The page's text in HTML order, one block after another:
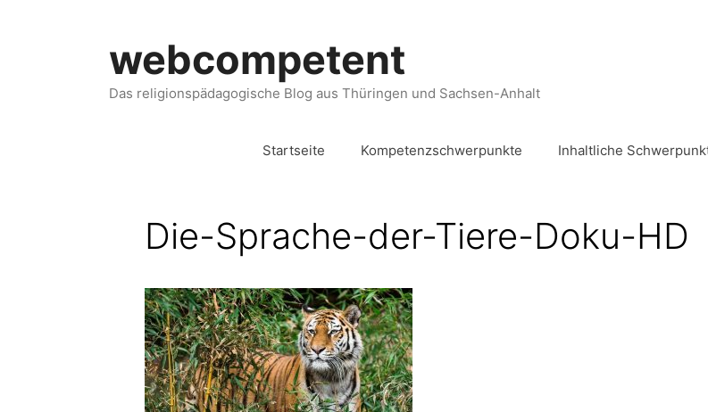
webcompetent
Das religionspädagogische Blog aus Thüringen und Sachsen-Anhalt
Startseite Kompetenzschwerpunkte Inhaltliche
Die-Sprache-der-Tiere-Doku-HD